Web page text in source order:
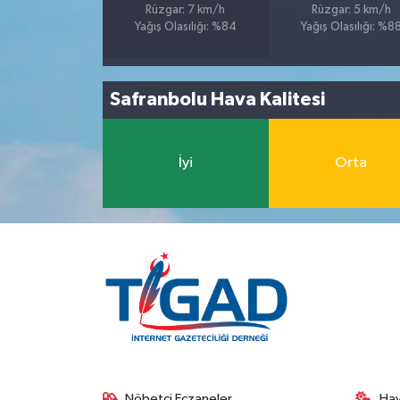
Rüzgar: 7 km/h
Yağış Olasılığı: %84
Rüzgar: 5 km/h
Yağış Olasılığı:
Safranbolu Hava Kalitesi
İyi Orta